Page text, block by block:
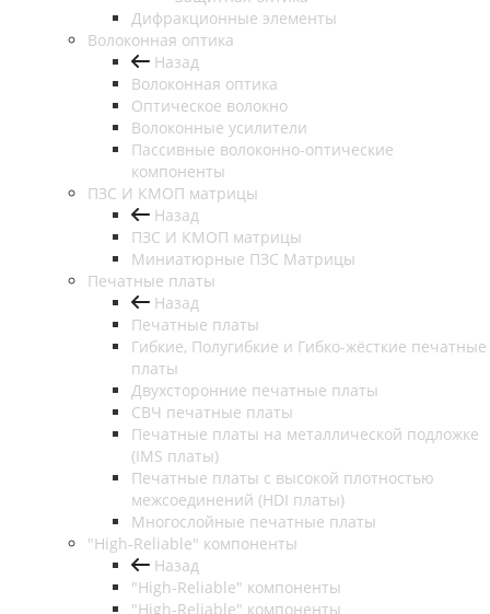
Дифракционные элементы
Волоконная оптика
Назад
Волоконная оптика
Оптическое волокно
Волоконные усилители
Пассивные волоконно-оптические
компоненты
ПЗС И КМОП матрицы
Назад
ПЗС И КМОП матрицы
Миниатюрные ПЗС Матрицы
Печатные платы
Назад
Печатные платы
Гибкие, Полугибкие и Гибко-жёсткие печатные
платы
Двухсторонние печатные платы
СВЧ печатные платы
Печатные платы на металлической подложке
(IMS платы)
Печатные платы с высокой плотностью
межсоединений (HDI платы)
Многослойные печатные платы
"High-Reliable" компоненты
Назад
"High-Reliable" компоненты
"High-Reliable" компоненты